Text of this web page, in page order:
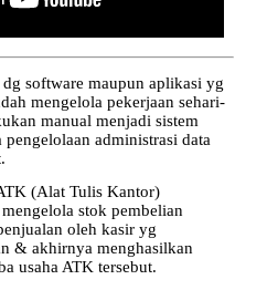
software maupun aplikasi yg
mengelola pekerjaan sehari-
manual menjadi sistem
administrasi data
(Alat Tulis Kantor)
stok pembelian
oleh kasir yg
& akhirnya menghasilkan
usaha ATK tersebut.